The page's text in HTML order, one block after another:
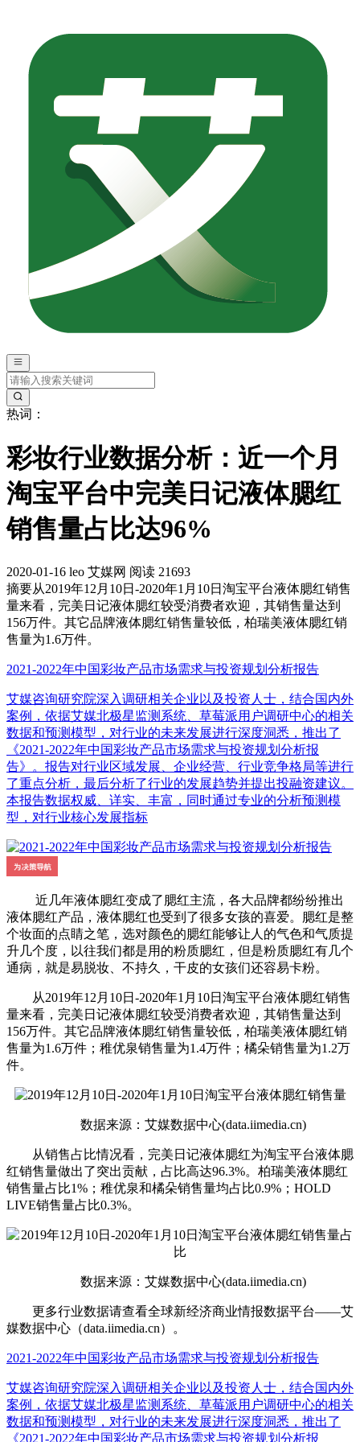
热词：
彩妆行业数据分析：近一个月
淘宝平台中完美日记液体腮红
销售量占比达96%
2020-01-16 leo 艾媒网 阅读 21693
摘要从2019年12月10日-2020年1月10日淘宝平台液体腮红销售
量来看，完美日记液体腮红较受消费者欢迎，其销售量达到
156万件。其它品牌液体腮红销售量较低，柏瑞美液体腮红销
售量为1.6万件。
2021-2022年中国彩妆产品市场需求与投资规划分析报告
艾媒咨询研究院深入调研相关企业以及投资人士，结合国内外
案例，依据艾媒北极星监测系统、草莓派用户调研中心的相关
数据和预测模型，对行业的未来发展进行深度洞悉，推出了
《2021-2022年中国彩妆产品市场需求与投资规划分析报
告》。报告对行业区域发展、企业经营、行业竞争格局等进行
了重点分析，最后分析了行业的发展趋势并提出投融资建议。
本报告数据权威、详实、丰富，同时通过专业的分析预测模
型，对行业核心发展指标
近几年液体腮红变成了腮红主流，各大品牌都纷纷推出
液体腮红产品，液体腮红也受到了很多女孩的喜爱。腮红是整
个妆面的点睛之笔，选对颜色的腮红能够让人的气色和气质提
升几个度，以往我们都是用的粉质腮红，但是粉质腮红有几个
通病，就是易脱妆、不持久，干皮的女孩们还容易卡粉。
从2019年12月10日-2020年1月10日淘宝平台液体腮红销售
量来看，完美日记液体腮红较受消费者欢迎，其销售量达到
156万件。其它品牌液体腮红销售量较低，柏瑞美液体腮红销
售量为1.6万件；稚优泉销售量为1.4万件；橘朵销售量为1.2万
件。
数据来源：艾媒数据中心(data.iimedia.cn)
从销售占比情况看，完美日记液体腮红为淘宝平台液体腮
红销售量做出了突出贡献，占比高达96.3%。柏瑞美液体腮红
销售量占比1%；稚优泉和橘朵销售量均占比0.9%；HOLD
LIVE销售量占比0.3%。
数据来源：艾媒数据中心(data.iimedia.cn)
更多行业数据请查看全球新经济商业情报数据平台——艾
媒数据中心（data.iimedia.cn）。
2021-2022年中国彩妆产品市场需求与投资规划分析报告
艾媒咨询研究院深入调研相关企业以及投资人士，结合国内外
案例，依据艾媒北极星监测系统、草莓派用户调研中心的相关
数据和预测模型，对行业的未来发展进行深度洞悉，推出了
《2021-2022年中国彩妆产品市场需求与投资规划分析报